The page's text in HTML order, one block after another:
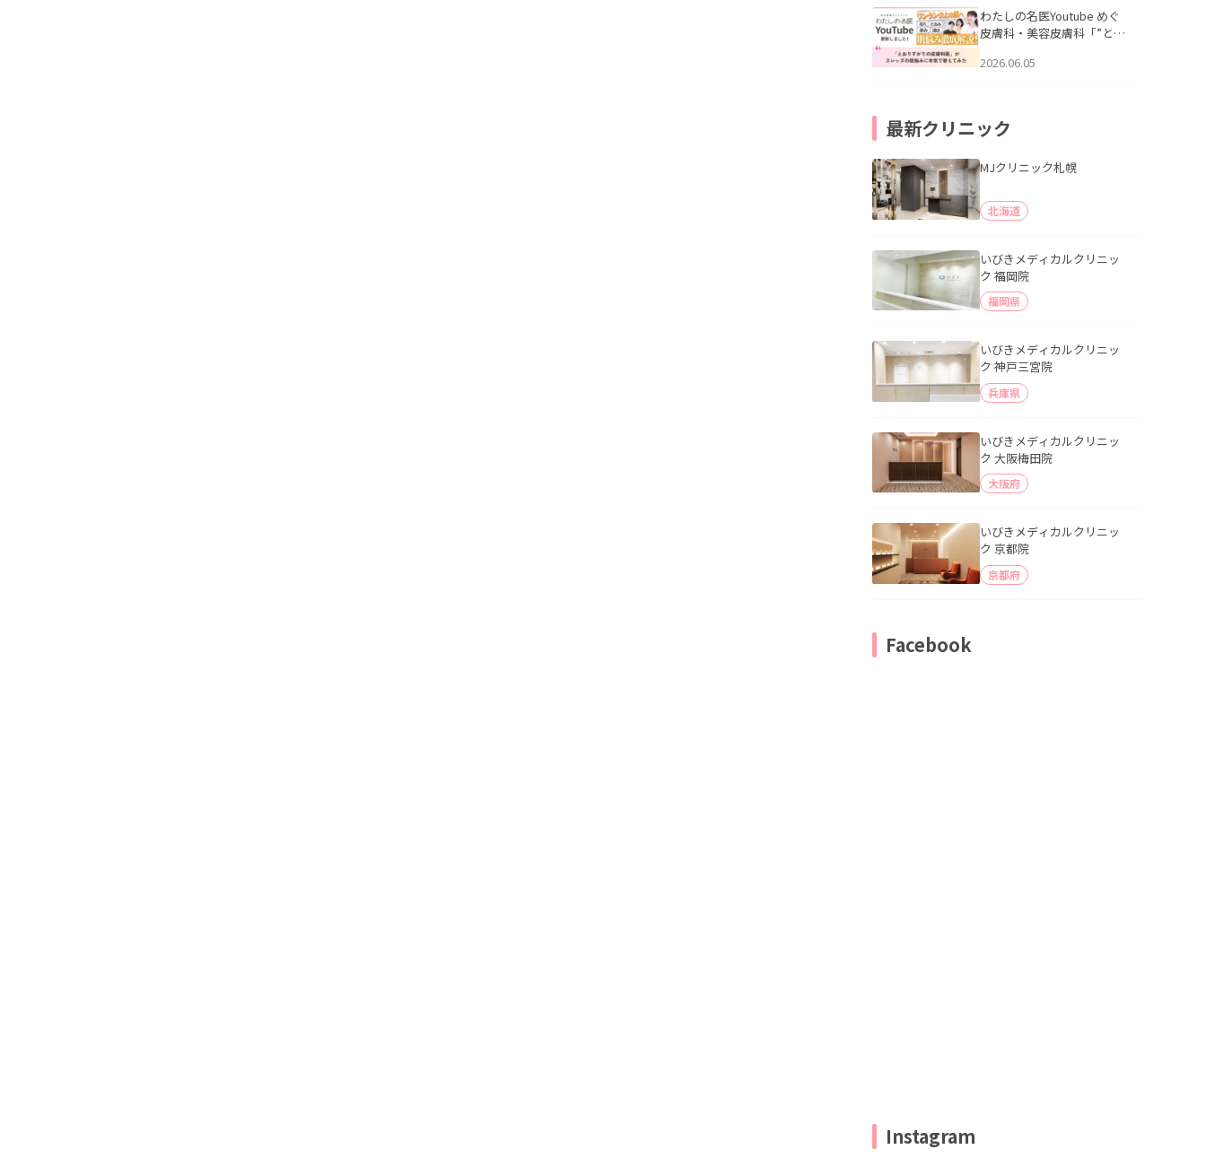
公開いたしました。
わたしの名医Youtube めぐ
皮膚科・美容皮膚科「”とお
ッズの肌悩みに本気で答え
2026.06.05
最新クリニック
MJクリニック札幌
北海道
いびきメディカルクリニッ
ク 福岡院
福岡県
いびきメディカルクリニッ
ク 神戸三宮院
兵庫県
いびきメディカルクリニッ
ク 大阪梅田院
大阪府
いびきメディカルクリニッ
ク 京都院
京都府
Facebook
Instagram